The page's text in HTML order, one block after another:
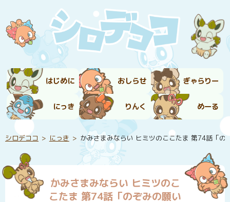
はじめに おしらせ ぎゃらりー
にっき りんく めーる
シロデココ にっき かみさまみならい ヒミツのここたま 第74話「の
かみさまみならい ヒミツのこ
こたま 第74話「のぞみの願い